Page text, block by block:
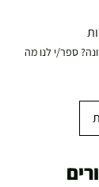
ספר/י לנו מה